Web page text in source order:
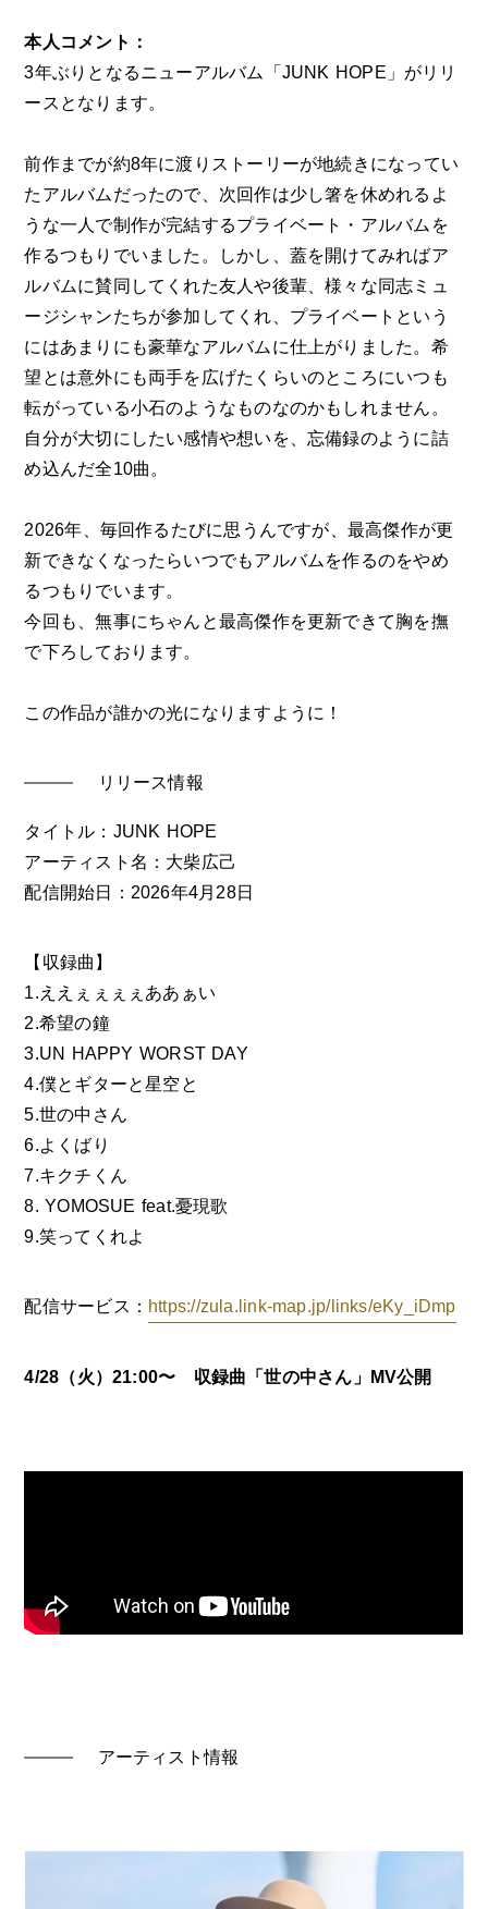
本人コメント：
3年ぶりとなるニューアルバム「JUNK HOPE」がリリ
ースとなります。
前作までが約8年に渡りストーリーが地続きになってい
たアルバムだったので、次回作は少し箸を休めれるよ
うな⼀⼈で制作が完結するプライベート・アルバムを
作るつもりでいました。しかし、蓋を開けてみればア
ルバムに賛同してくれた友⼈や後輩、様々な同志ミュ
ージシャンたちが参加してくれ、プライベートという
にはあまりにも豪華なアルバムに仕上がりました。希
望とは意外にも両⼿を広げたくらいのところにいつも
転がっている⼩⽯のようなものなのかもしれません。
⾃分が⼤切にしたい感情や想いを、忘備録のように詰
め込んだ全10曲。
2026年、毎回作るたびに思うんですが、最高傑作が更
新できなくなったらいつでもアルバムを作るのをやめ
るつもりでいます。
今回も、無事にちゃんと最高傑作を更新できて胸を撫
で下ろしております。
この作品が誰かの光になりますように！
リリース情報
タイトル：JUNK HOPE
アーティスト名：大柴広己
配信開始日：2026年4月28日
【収録曲】
1.ええぇぇぇぇああぁい
2.希望の鐘
3.UN HAPPY WORST DAY
4.僕とギターと星空と
5.世の中さん
6.よくばり
7.キクチくん
8. YOMOSUE feat.憂現歌
9.笑ってくれよ
配信サービス： https://zula.link-map.jp/links/eKy_iDmp
4/28（火）21:00〜 収録曲「世の中さん」MV公開
アーティスト情報